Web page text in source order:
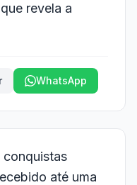
revela a
WhatsApp
conquistas
até uma